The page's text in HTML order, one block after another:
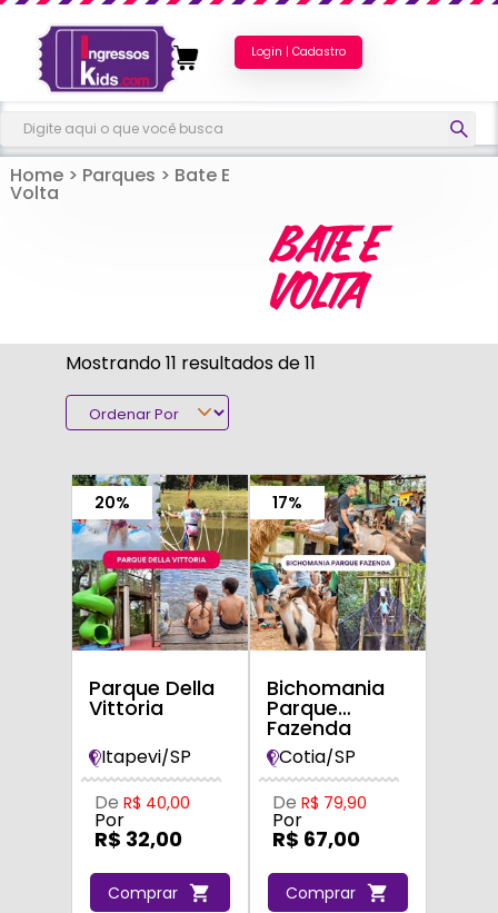
Login | Cadastro
Home> Parques > Bate E
Volta
BATE E
VOLTA
Mostrando 11 resultados de 11
20%
Parque Della
Vittoria
Itapevi/SP
De R$ 40,00
Por
R$ 32,00
Comprar
17%
Bichomania
Parque
Fazenda
Cotia/SP
De R$ 79,90
Por
R$ 67,00
Comprar